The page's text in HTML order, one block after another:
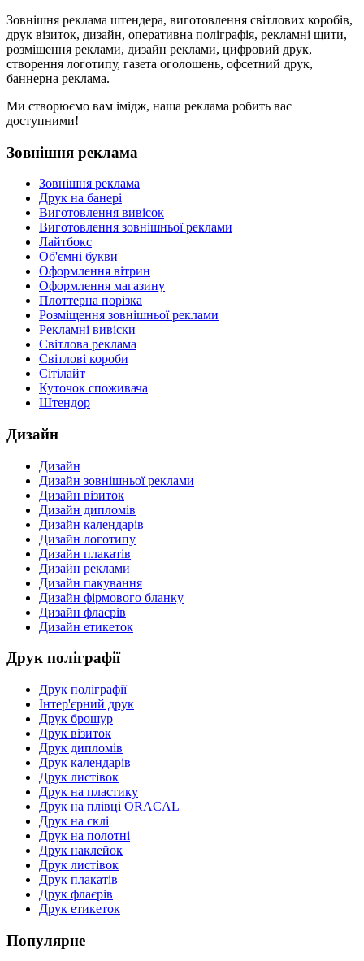
Зовнішня реклама штендера, виготовлення світлових коробів,
друк візиток, дизайн, оперативна поліграфія, рекламні щити,
розміщення реклами, дизайн реклами, цифровий друк,
створення логотипу, газета оголошень, офсетний друк,
баннерна реклама.
Ми створюємо вам імідж, наша реклама робить вас
доступними!
Зовнішня реклама
Зовнішня реклама
Друк на банері
Виготовлення вивісок
Виготовлення зовнішньої реклами
Лайтбокс
Об'ємні букви
Оформлення вітрин
Оформлення магазину
Плоттерна порізка
Розміщення зовнішньої реклами
Рекламні вивіски
Світлова реклама
Світлові короби
Сітілайт
Куточок споживача
Штендор
Дизайн
Дизайн
Дизайн зовнішньої реклами
Дизайн візиток
Дизайн дипломів
Дизайн календарів
Дизайн логотипу
Дизайн плакатів
Дизайн реклами
Дизайн пакування
Дизайн фірмового бланку
Дизайн флаєрів
Дизайн етикеток
Друк поліграфії
Друк поліграфії
Інтер'єрний друк
Друк брошур
Друк візиток
Друк дипломів
Друк календарів
Друк листівок
Друк на пластику
Друк на плівці ORACAL
Друк на склі
Друк на полотні
Друк наклейок
Друк листівок
Друк плакатів
Друк флаєрів
Друк етикеток
Популярне